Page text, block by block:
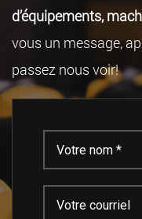
d’équipements,
vous un message,
passez nous voir!